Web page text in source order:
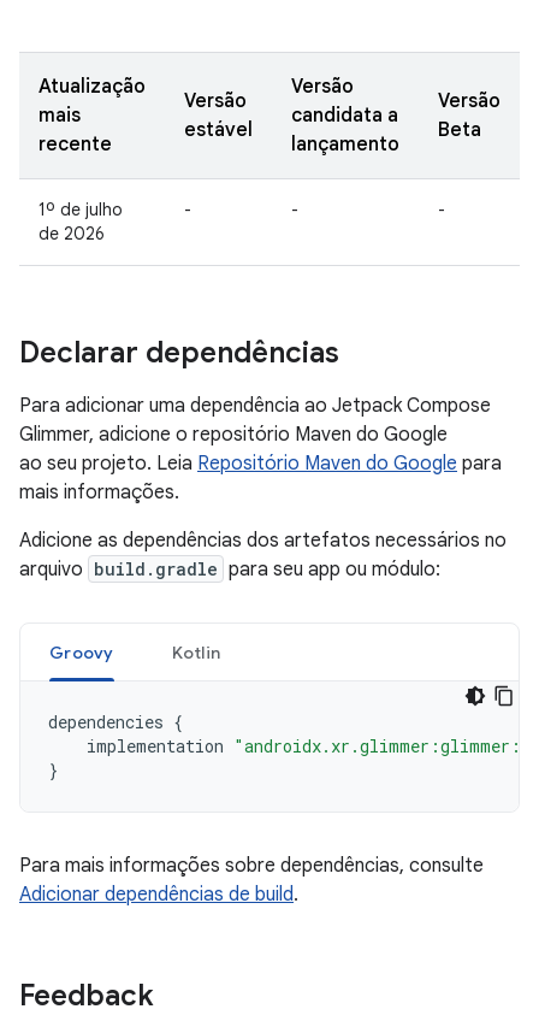
Atualização
mais
recente
Versão
estável
Versão
candidata a
lançamento
Versão
Beta
1º de julho
de 2026
- - -
Declarar dependências
Para adicionar uma dependência ao Jetpack Compose
Glimmer, adicione o repositório Maven do Google
ao seu projeto. Leia Repositório Maven do Google para
mais informações.
Adicione as dependências dos artefatos necessários no
arquivo build.gradle para seu app ou módulo:
Groovy Kotlin
dependencies {
implementation
}
Para mais informações sobre dependências, consulte
Adicionar dependências de build.
Feedback